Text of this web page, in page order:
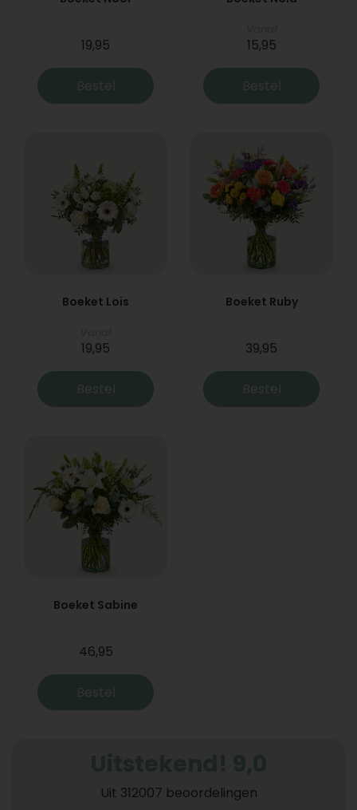
19,95
Bestel
15,95
Bestel
Boeket Lois
19,95
Bestel
Boeket Ruby
39,95
Bestel
Boeket Sabine
46,95
Bestel
Uit 312007 beoordelingen